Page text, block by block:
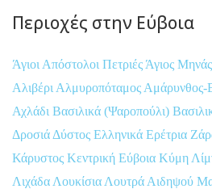
Περιοχές στην Εύβοια
Άγιοι Απόστολοι Πετριές Άγιος Μηνάς
Αλιβέρι Αλμυροπόταμος Αμάρυνθος-
Αχλάδι Βασιλικά (Ψαροπούλι)
Δροσιά Δύστος Ελληνικά Ερέτρια
Κάρυστος Κεντρική Εύβοια Κύμη
Λιχάδα Λουκίσια Λουτρά Αιδηψού